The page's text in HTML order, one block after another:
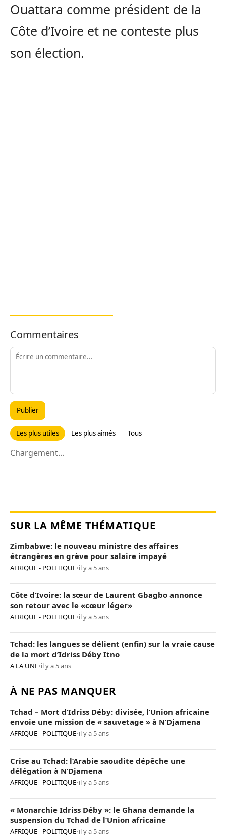
Ouattara comme président de la
Côte d’Ivoire et ne conteste plus
son élection.
Commentaires
Publier
Les plus utiles Les plus aimés Tous
Chargement...
SUR LA MÊME THÉMATIQUE
Zimbabwe: le nouveau ministre des affaires
étrangères en grève pour salaire impayé
AFRIQUE - POLITIQUE•il y a 5 ans
Côte d’Ivoire: la sœur de Laurent Gbagbo annonce
son retour avec le «cœur léger»
AFRIQUE - POLITIQUE•il y a 5 ans
Tchad: les langues se délient (enfin) sur la vraie cause
de la mort d’Idriss Déby Itno
A LA UNE•il y a 5 ans
À NE PAS MANQUER
Tchad – Mort d’Idriss Déby: divisée, l’Union africaine
envoie une mission de « sauvetage » à N’Djamena
AFRIQUE - POLITIQUE•il y a 5 ans
Crise au Tchad: l’Arabie saoudite dépêche une
délégation à N’Djamena
AFRIQUE - POLITIQUE•il y a 5 ans
« Monarchie Idriss Déby »: le Ghana demande la
suspension du Tchad de l’Union africaine
AFRIQUE - POLITIQUE•il y a 5 ans